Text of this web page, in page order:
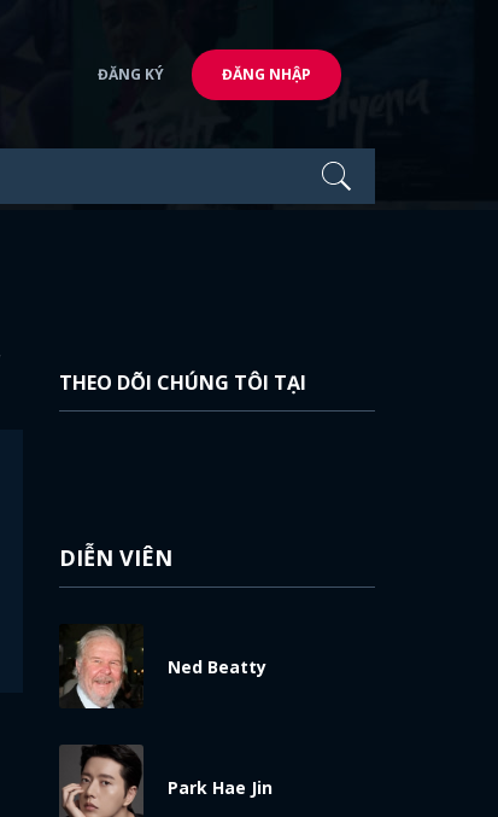
ĐĂNG KÝ ĐĂNG NHẬP
THEO DÕI CHÚNG TÔI TẠI
DIỄN VIÊN
Ned Beatty
Park Hae Jin